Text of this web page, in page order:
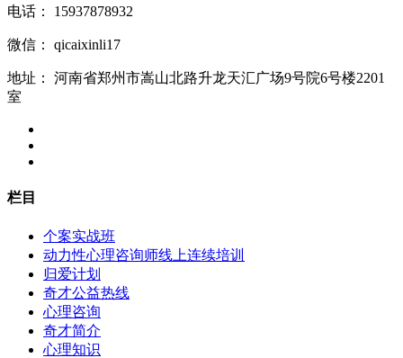
电话： 15937878932
微信： qicaixinli17
地址：
河南省郑州市嵩山北路升龙天汇广场9号院6号楼2201
室
栏目
个案实战班
动力性心理咨询师线上连续培训
归爱计划
奇才公益热线
心理咨询
奇才简介
心理知识